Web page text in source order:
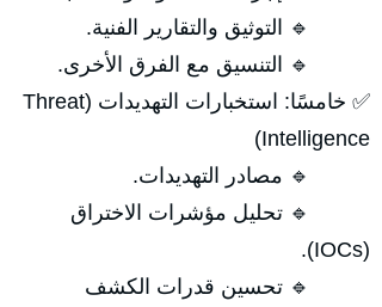
🔹 التوثيق والتقارير الفنية.
🔹 التنسيق مع الفرق الأخرى.
✅ خامسًا: استخبارات التهديدات (Threat
Intelligence)
🔹 مصادر التهديدات.
🔹 تحليل مؤشرات الاختراق
(IOCs).
🔹 تحسين قدرات الكشف